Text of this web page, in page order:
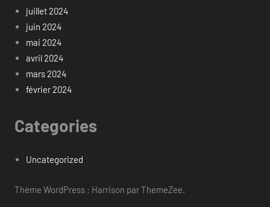
juillet 2024
juin 2024
mai 2024
avril 2024
mars 2024
février 2024
Categories
Uncategorized
Thème WordPress : Harrison par ThemeZee.